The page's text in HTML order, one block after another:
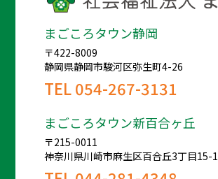
まごころタウン静岡
〒422-8009
静岡県静岡市駿河区弥生町4-26
TEL054-267-3131
まごころタウン新百合ヶ丘
〒215-0011
神奈川県川崎市麻生区百合丘3丁目15-1